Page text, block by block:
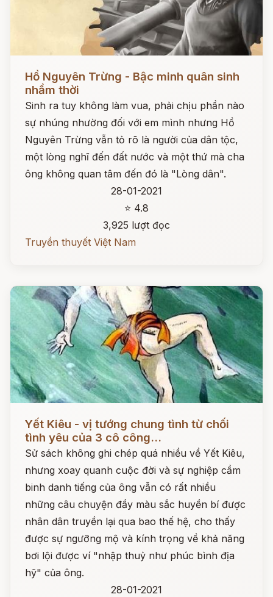
Đọc ngay
Hồ Nguyên Trừng - Bậc minh quân sinh
nhầm thời
Sinh ra tuy không làm vua, phải chịu phần nào
sự nhúng nhường đối với em mình nhưng Hồ
Nguyên Trừng vẫn tỏ rõ là người của dân tộc,
một lòng nghĩ đến đất nước và một thứ mà cha
ông không quan tâm đến đó là "Lòng dân".
28-01-2021
⭐ 4.8
3,925 lượt đọc
Truyền thuyết Việt Nam
Đọc ngay
Yết Kiêu - vị tướng chung tình từ chối
tình yêu của 3 cô công...
Sử sách không ghi chép quá nhiều về Yết Kiêu,
nhưng xoay quanh cuộc đời và sự nghiệp cầm
binh danh tiếng của ông vẫn có rất nhiều
những câu chuyện đầy màu sắc huyền bí được
nhân dân truyền lại qua bao thế hệ, cho thấy
được sự ngưỡng mộ và kính trọng về khả năng
bơi lội được ví "nhập thuỷ như phúc bình địa
hỹ" của ông.
28-01-2021